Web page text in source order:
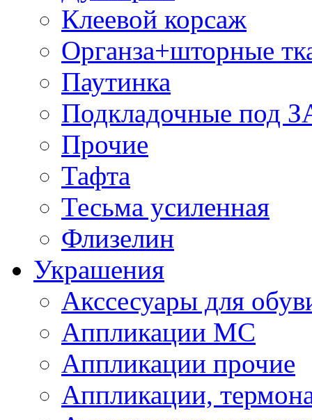
Клеевой корсаж
Органза+шторные
Паутинка
Подкладочные под
Прочие
Тафта
Тесьма усиленная
Флизелин
Украшения
Акссесуары для
Аппликации МС
Аппликации прочие
Аппликации,